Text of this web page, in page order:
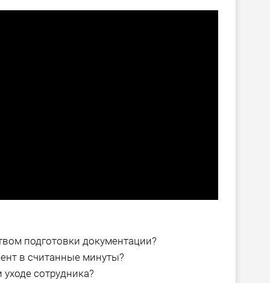
подготовки документации?
в считанные минуты?
сотрудника?